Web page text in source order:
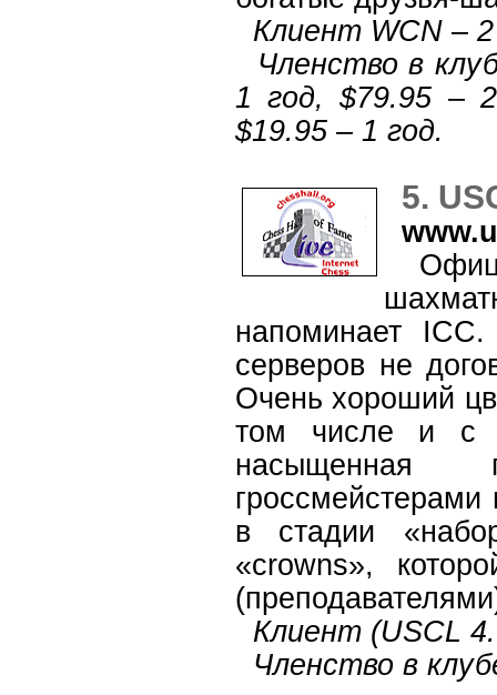
Клиент WCN –
Членство в
1 год, $79.95 –
$19.95 – 1 год.
5.
напоминает
серверов не
Очень хороший
том числе и с
насыщенная
в стадии
«crowns»,
Клиент (USCL
Членство в